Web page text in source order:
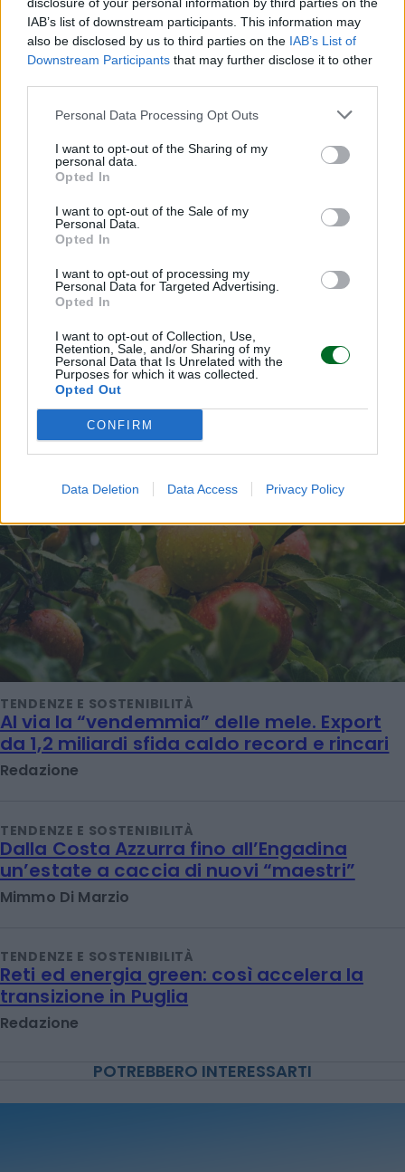
IAB’s list of downstream participants. This information may
also be disclosed by us to third parties on the IAB’s List of
Downstream Participants that may further disclose it to other
Personal Data Processing Opt Outs
I want to opt-out of the Sharing of my
personal data.
Opted In
I want to opt-out of the Sale of my
Personal Data.
Opted In
I want to opt-out of processing my
Personal Data for Targeted Advertising.
Opted In
I want to opt-out of Collection, Use,
Retention, Sale, and/or Sharing of my
Personal Data that Is Unrelated with the
Purposes for which it was collected.
Opted Out
CONFIRM
Data Deletion Data Access Privacy Policy
Scegli Moneta come fonte preferita
LEGGI ANCHE
TENDENZE E SOSTENIBILITÀ
Al via la “vendemmia” delle mele. Export
da 1,2 miliardi sfida caldo record e rincari
Redazione
TENDENZE E SOSTENIBILITÀ
Dalla Costa Azzurra fino all’Engadina
un’estate a caccia di nuovi “maestri”
Mimmo Di Marzio
TENDENZE E SOSTENIBILITÀ
Reti ed energia green: così accelera la
transizione in Puglia
Redazione
POTREBBERO INTERESSARTI